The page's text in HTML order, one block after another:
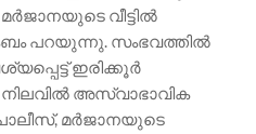
വീട്ടിൽ
പറയുന്നു. സംഭവത്തിൽ
ഇരിക്കൂർ
അസ്വാഭാവിക
മർജാനയുടെ